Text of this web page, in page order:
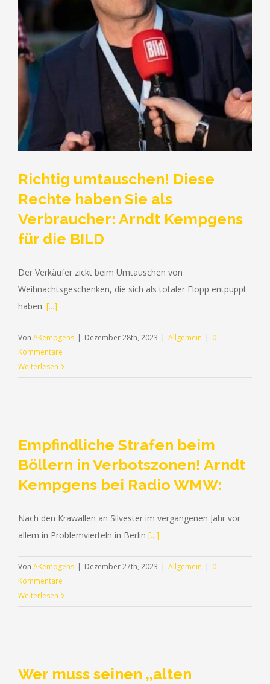
Richtig umtauschen! Diese
Rechte haben Sie als
Verbraucher: Arndt Kempgens
für die BILD
Der Verkäufer zickt beim Umtauschen von
Weihnachtsgeschenken, die sich als totaler Flopp entpuppt
haben. [...]
Von AKempgens | Dezember 28th, 2023 | Allgemein | 0
Kommentare
Weiterlesen
Empfindliche Strafen beim
Böllern in Verbotszonen! Arndt
Kempgens bei Radio WMW:
Nach den Krawallen an Silvester im vergangenen Jahr vor
allem in Problemvierteln in Berlin [...]
Von AKempgens | Dezember 27th, 2023 | Allgemein | 0
Kommentare
Weiterlesen
Wer muss seinen ,,alten